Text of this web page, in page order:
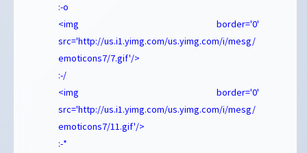
:-o
<img border='0'
src='http://us.i1.yimg.com/us.yimg.com/i/mesg/
emoticons7/7.gif'/>
:-/
<img border='0'
src='http://us.i1.yimg.com/us.yimg.com/i/mesg/
emoticons7/11.gif'/>
:-*